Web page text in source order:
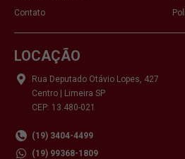
Contato
LOCAÇÃO
Rua Deputado Otávio Lopes, 427
Centro | Limeira SP
CEP: 13.480-021
(19) 3404-4499
(19) 99368-1809